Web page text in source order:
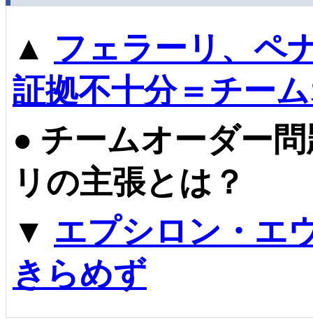
▲ フェラーリ、ペ
証拠不十分＝チー
● チームオーダー
リの主張とは？
▼ エプシロン・エ
きらめず